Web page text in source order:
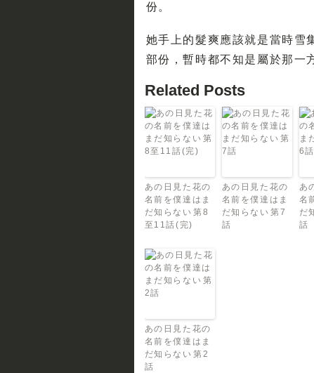
份。
她手上的髮爽應該就是當時雪
部份，暫時都不知是屬於那一
Related Posts
あの日見た花の
名前を僕達はま
だ知らない 第8
至11話(完)
あの日見た花の
名前を僕達はま
だ知らない 第7
話
あ
名
だ
話
あの日見た花の
名前を僕達はま
だ知らない 第2
話